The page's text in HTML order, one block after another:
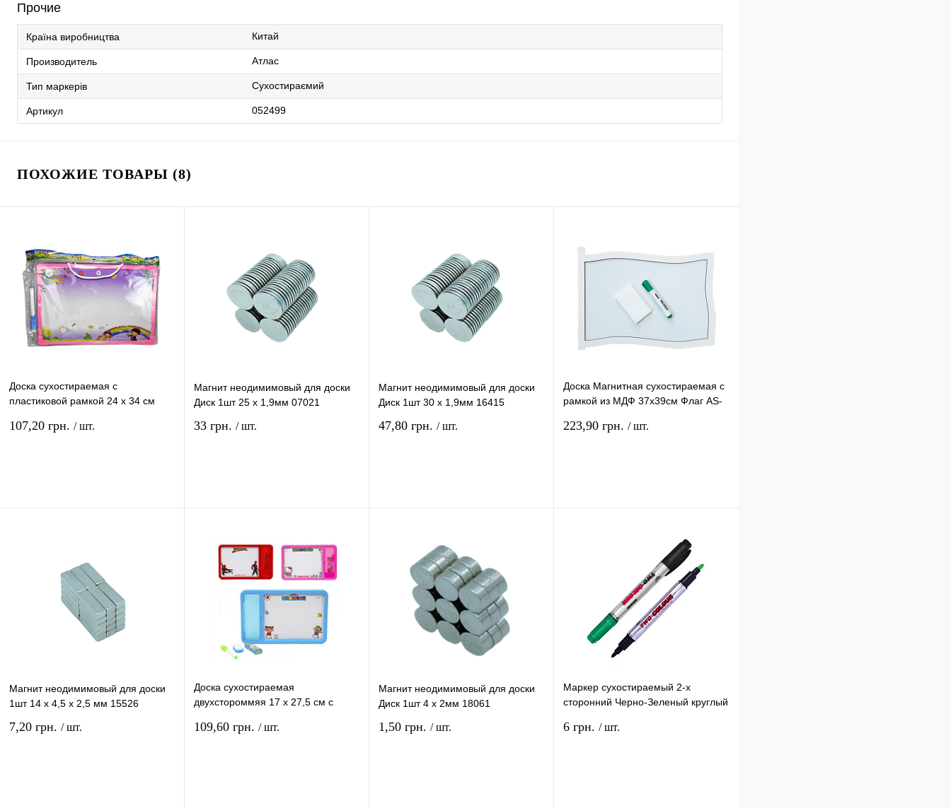
Прочие
Країна виробництва Китай
Производитель Атлас
Тип маркерів Сухостираємий
Артикул 052499
ПОХОЖИЕ ТОВАРЫ (8)
Доска сухостираемая с
пластиковой рамкой 24 х 34 см
107,20 грн. / шт.
Магнит неодимимовый для доски
Диск 1шт 25 х 1,9мм 07021
33 грн. / шт.
В избранное
наличии
Магнит неодимимовый для доски
Диск 1шт 30 х 1,9мм 16415
47,80 грн. / шт.
В избранное
наличии
Доска Магнитная сухостираемая с
рамкой из МДФ 37х39см Флаг AS-
223,90 грн. / шт.
наличии
Магнит неодимимовый для доски
1шт 14 х 4,5 х 2,5 мм 15526
7,20 грн. / шт.
Доска сухостираемая
двухстороммяя 17 х 27,5 см с
109,60 грн. / шт.
Магнит неодимимовый для доски
Диск 1шт 4 х 2мм 18061
1,50 грн. / шт.
Маркер сухостираемый 2-х
сторонний Черно-Зеленый круглый
6 грн. / шт.